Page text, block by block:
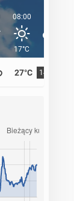
27°C 14°C
08:00
17°C